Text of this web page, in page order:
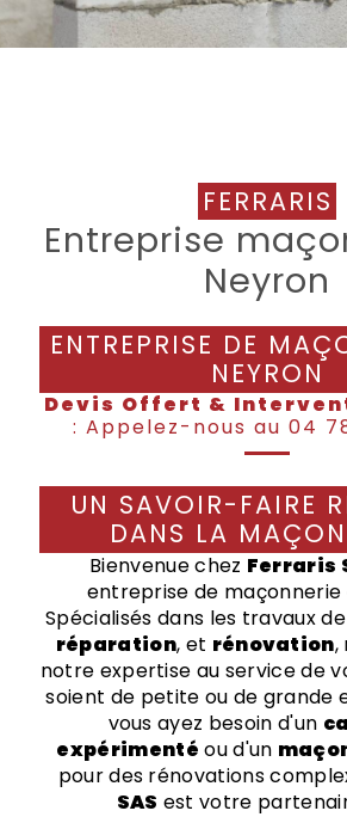
FERRARIS
Entreprise maçonnerie à
Neyron
ENTREPRISE DE MAÇONNERIE À
NEYRON
Devis Offert &
: Appelez-nous au 04
UN SAVOIR-FAIRE RECONNU
DANS LA
Bienvenue chez Ferraris
entreprise de maçonnerie
Spécialisés dans les travaux de
réparation, et rénovation,
notre expertise au service de
soient de petite ou de grande
vous ayez besoin d'un
expérimenté ou d'un
pour des rénovations
SAS est votre